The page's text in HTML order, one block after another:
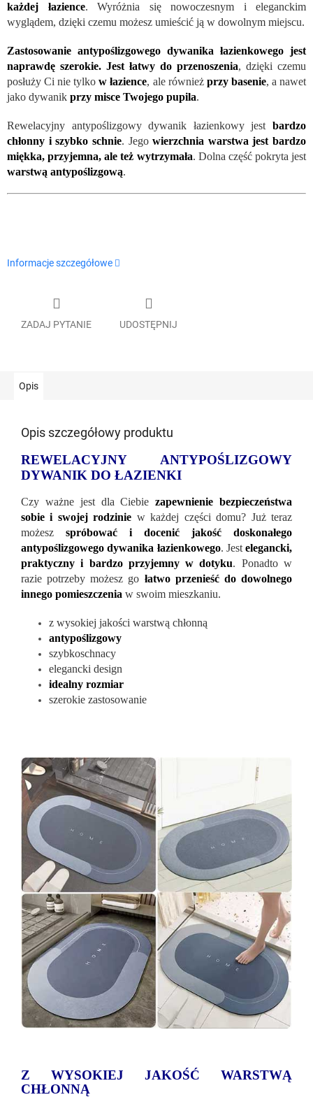
każdej łazience. Wyróżnia się nowoczesnym i eleganckim
wyglądem, dzięki czemu możesz umieścić ją w dowolnym miejscu.
Zastosowanie antypoślizgowego dywanika łazienkowego jest
naprawdę szerokie. Jest łatwy do przenoszenia, dzięki czemu
posłuży Ci nie tylkow łazience, ale również przy basenie, a nawet
jako dywanik przy misce Twojego pupila.
Rewelacyjny antypoślizgowy dywanik łazienkowy jest bardzo
chłonny i szybko schnie. Jegowierzchnia warstwa jest bardzo
miękka, przyjemna, ale też wytrzymała. Dolna część pokryta jest
warstwą antypoślizgową.
Informacje szczegółowe
ZADAJ PYTANIE UDOSTĘPNIJ
Opis
Opis szczegółowy produktu
REWELACYJNY ANTYPOŚLIZGOWY
DYWANIK DO ŁAZIENKI
Czy ważne jest dla Ciebiezapewnienie bezpieczeństwa
sobie i swojej rodzinie w każdej części domu? Już teraz
możesz
spróbować i docenić jakość doskonałego
antypoślizgowego dywanika łazienkowego. Jest elegancki,
praktyczny i bardzo przyjemny w dotyku. Ponadto w
razie potrzeby możesz go łatwo przenieść do dowolnego
innego pomieszczenia w swoim mieszkaniu.
z wysokiej jakości warstwą chłonną
antypoślizgowy
szybkoschnacy
elegancki design
idealny rozmiar
szerokie zastosowanie
Z WYSOKIEJ JAKOŚĆ WARSTWĄ
CHŁONNĄ